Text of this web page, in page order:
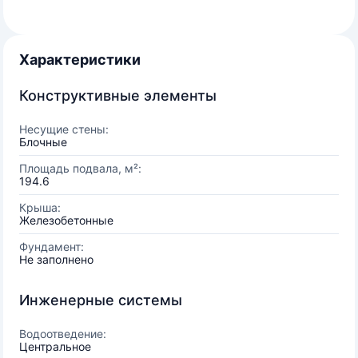
Характеристики
Конструктивные элементы
Несущие стены:
Блочные
Площадь подвала, м²:
194.6
Крыша:
Железобетонные
Фундамент:
Не заполнено
Инженерные системы
Водоотведение:
Центральное